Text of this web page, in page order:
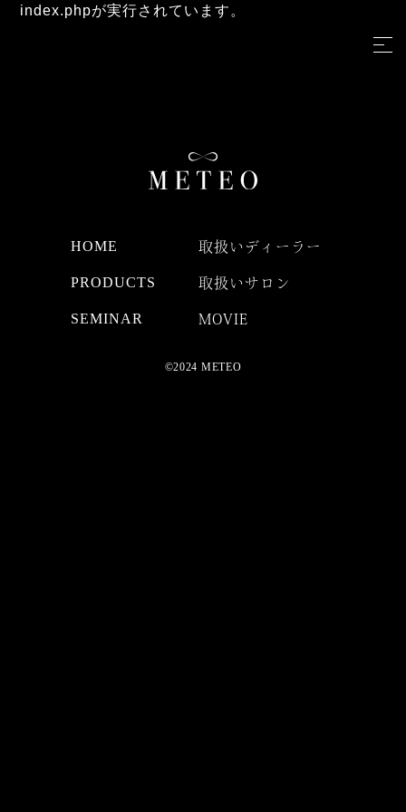
index.phpが実行されています。
HOME
PRODUCTS
SEMINAR
取扱いディーラー
取扱いサロン
MOVIE
©2024 METEO